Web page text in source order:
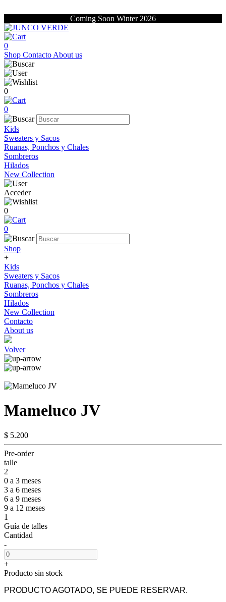
Coming Soon Winter 2026
0
Shop Contacto About us
0
0
Kids
Sweaters y Sacos
Ruanas, Ponchos y Chales
Sombreros
Hilados
New Collection
Acceder
0
0
Shop
+
Kids
Sweaters y Sacos
Ruanas, Ponchos y Chales
Sombreros
Hilados
New Collection
Contacto
About us
Volver
Mameluco JV
$ 5.200
Pre-order
talle
2
0 a 3 meses
3 a 6 meses
6 a 9 meses
9 a 12 meses
1
Guía de talles
Cantidad
-
+
Producto sin stock
PRODUCTO AGOTADO, SE PUEDE RESERVAR.